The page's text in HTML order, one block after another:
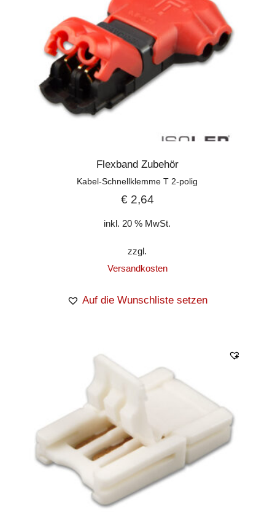
Flexband Zubehör
Kabel-Schnellklemme T 2-polig
€2,64
inkl. 20 % MwSt.
zzgl.
Versandkosten
Auf die Wunschliste setzen